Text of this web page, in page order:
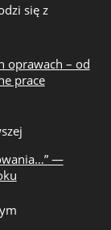
się z
oprawach – od
prace
—